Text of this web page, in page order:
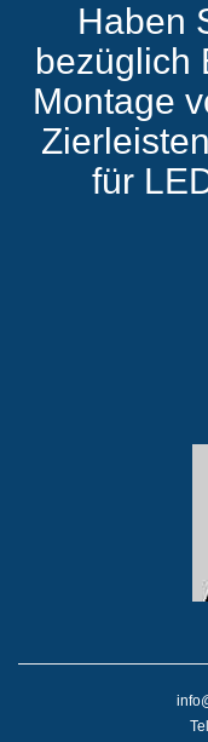
Haben
bezüglich
Montage
für